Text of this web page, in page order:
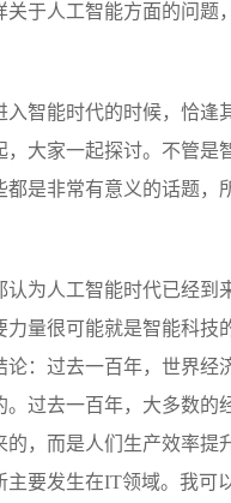
于人工智能方面的问题
智能时代的时候，恰逢
大家一起探讨。不管是
是非常有意义的话题，
为人工智能时代已经到
量很可能就是智能科技
：过去一百年，世界经
过去一百年，大多数的
，而是人们生产效率提
要发生在IT领域。我可